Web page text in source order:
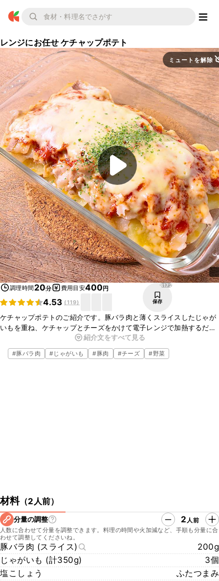
レンジにお任せ ケチャップポテト
ミュートを解除
調理時間 20分 費用目安400円
4.53 (119)
8172
保存
ケチャップポテトのご紹介です。豚バラ肉と薄くスライスしたじゃが
いもを重ね、ケチャップとチーズをかけて電子レンジで加熱するだけ
で完成します。時間がないときでもすぐに作れるので、ぜひお試しく
ださいね。
紹介文をすべて見る
#豚バラ肉 #じゃがいも #豚肉 #チーズ #野菜
材料（2人前）
分量の調整 2 人前
人数に合わせて分量を調整できます。料理の時間や火加減など、手順も分量に合
わせて調整してくださいね。
豚バラ肉 (スライス)
200g
じゃがいも (計350g)
3個
塩こしょう
ふたつまみ